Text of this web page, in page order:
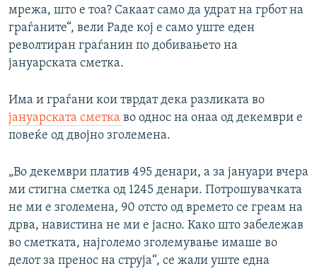
мрежа, што е тоа? Сакаат само да удрат на грбот на
граѓаните“, вели Раде кој е само уште еден
револтиран граѓанин по добивањето на
јануарската сметка.
Има и граѓани кои тврдат дека разликата во
јануарската сметка во однос на онаа од декември е
повеќе од двојно зголемена.
„Во декември платив 495 денари, а за јануари вчера
ми стигна сметка од 1245 денари. Потрошувачката
не ми е зголемена, 90 отсто од времето се греам на
дрва, навистина не ми е јасно. Како што забележав
во сметката, најголемо зголемување имаше во
делот за пренос на струја“, се жали уште една